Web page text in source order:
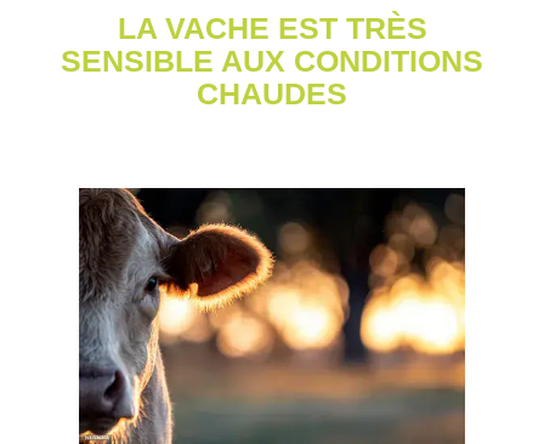
LA VACHE EST TRÈS
SENSIBLE AUX CONDITIONS
CHAUDES